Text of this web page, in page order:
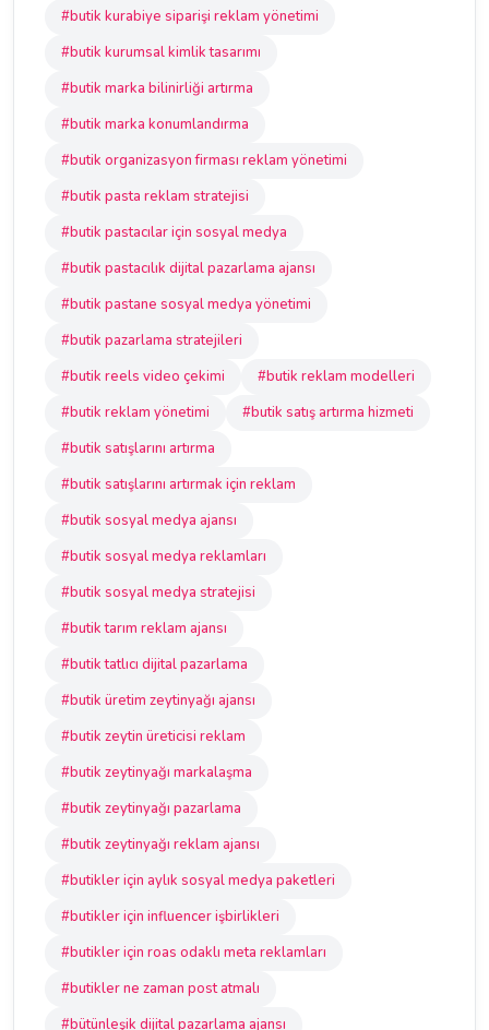
#butik kurabiye siparişi reklam yönetimi
#butik kurumsal kimlik tasarımı
#butik marka bilinirliği artırma
#butik marka konumlandırma
#butik organizasyon firması reklam yönetimi
#butik pasta reklam stratejisi
#butik pastacılar için sosyal medya
#butik pastacılık dijital pazarlama ajansı
#butik pastane sosyal medya yönetimi
#butik pazarlama stratejileri
#butik reels video çekimi
#butik reklam modelleri
#butik reklam yönetimi
#butik satış artırma hizmeti
#butik satışlarını artırma
#butik satışlarını artırmak için reklam
#butik sosyal medya ajansı
#butik sosyal medya reklamları
#butik sosyal medya stratejisi
#butik tarım reklam ajansı
#butik tatlıcı dijital pazarlama
#butik üretim zeytinyağı ajansı
#butik zeytin üreticisi reklam
#butik zeytinyağı markalaşma
#butik zeytinyağı pazarlama
#butik zeytinyağı reklam ajansı
#butikler için aylık sosyal medya paketleri
#butikler için influencer işbirlikleri
#butikler için roas odaklı meta reklamları
#butikler ne zaman post atmalı
#bütünleşik dijital pazarlama ajansı